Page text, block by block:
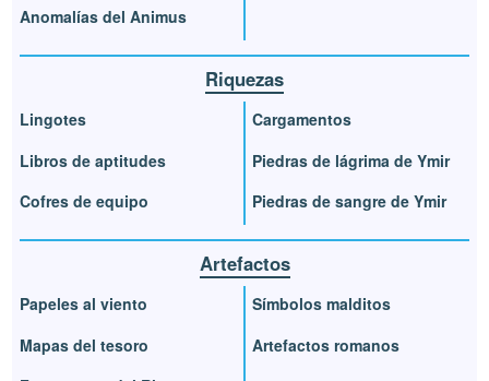
Anomalías del Animus
Riquezas
Lingotes
Libros de aptitudes
Cofres de equipo
Cargamentos
Piedras de lágrima de Ymir
Piedras de sangre de Ymir
Artefactos
Papeles al viento
Mapas del tesoro
Símbolos malditos
Artefactos romanos